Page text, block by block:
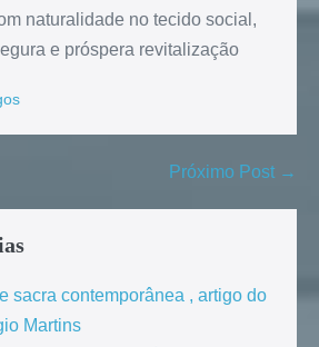
naturalidade no tecido social,
e próspera revitalização
Próximo Post →
sacra contemporânea , artigo do
Martins